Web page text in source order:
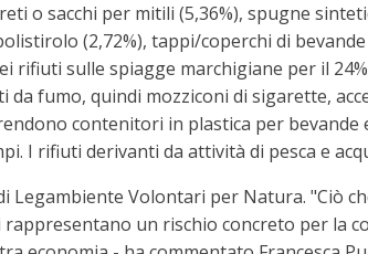
o sacchi per mitili (5,36%), spugne
(2,72%), tappi/coperchi di
rifiuti sulle spiagge marchigiane per il
fumo, quindi mozziconi di sigarette,
contenitori in plastica per
I rifiuti derivanti da attività di pesca e
Volontari per Natura. "Ciò
un rischio concreto per la